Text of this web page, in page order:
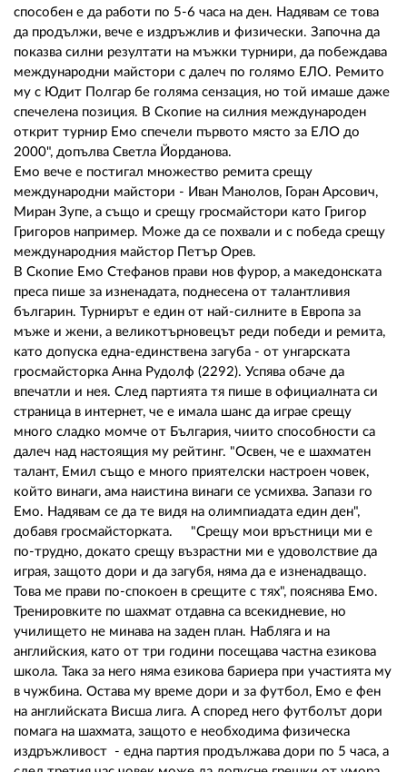
способен е да работи по 5-6 часа на ден. Надявам се това
да продължи, вече е издръжлив и физически. Започна да
показва силни резултати на мъжки турнири, да побеждава
международни майстори с далеч по голямо ЕЛО. Ремито
му с Юдит Полгар бе голяма сензация, но той имаше даже
спечелена позиция. В Скопие на силния международен
открит турнир Емо спечели първото място за ЕЛО до
2000", допълва Светла Йорданова.
Емо вече е постигал множество ремита срещу
международни майстори - Иван Манолов, Горан Арсович,
Миран Зупе, а също и срещу гросмайстори като Григор
Григоров например. Може да се похвали и с победа срещу
международния майстор Петър Орев.
В Скопие Емо Стефанов прави нов фурор, а македонската
преса пише за изненадата, поднесена от талантливия
българин. Турнирът е един от най-силните в Европа за
мъже и жени, а великотърновецът реди победи и ремита,
като допуска една-единствена загуба - от унгарската
гросмайсторка Анна Рудолф (2292). Успява обаче да
впечатли и нея. След партията тя пише в официалната си
страница в интернет, че е имала шанс да играе срещу
много сладко момче от България, чиито способности са
далеч над настоящия му рейтинг. "Освен, че е шахматен
талант, Емил също е много приятелски настроен човек,
който винаги, ама наистина винаги се усмихва. Запази го
Емо. Надявам се да те видя на олимпиадата един ден",
добавя гросмайсторката. "Срещу мои връстници ми е
по-трудно, докато срещу възрастни ми е удоволствие да
играя, защото дори и да загубя, няма да е изненадващо.
Това ме прави по-спокоен в срещите с тях", пояснява Емо.
Тренировките по шахмат отдавна са всекидневие, но
училището не минава на заден план. Набляга и на
английския, като от три години посещава частна езикова
школа. Така за него няма езикова бариера при участията му
в чужбина. Остава му време дори и за футбол, Емо е фен
на английската Висша лига. А според него футболът дори
помага на шахмата, защото е необходима физическа
издръжливост - една партия продължава дори по 5 часа, а